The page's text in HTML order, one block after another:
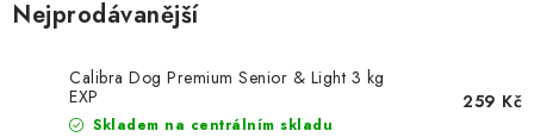
OSTATNÍ
PETLOVER
Nejprodávanější
Calibra Dog Premium Senior & Light 3 kg
EXP
Skladem na centrálním skladu
259 Kč